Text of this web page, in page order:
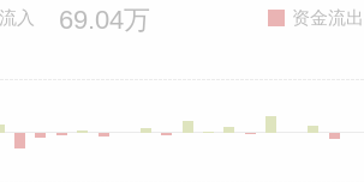
入 69.04万 资金流出